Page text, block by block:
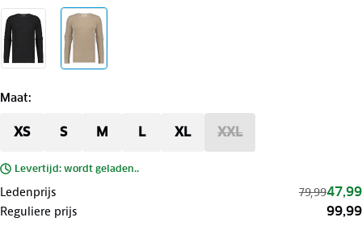
Maat:
XS S M L XL XXL
Levertijd: wordt geladen..
Ledenprijs 79,9947,99
Reguliere prijs 99,99